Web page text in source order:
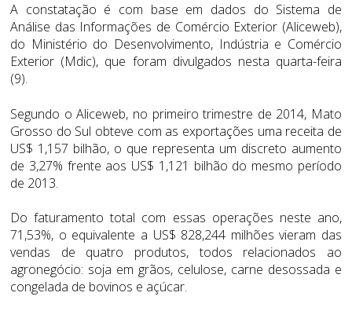
A constatação é com base em dados do Sistema de
Análise das Informações de Comércio Exterior (Aliceweb),
do Ministério do Desenvolvimento, Indústria e Comércio
Exterior (Mdic), que foram divulgados nesta quarta-feira
(9).
Segundo o Aliceweb, no primeiro trimestre de 2014, Mato
Grosso do Sul obteve com as exportações uma receita de
US$ 1,157 bilhão, o que representa um discreto aumento
de 3,27% frente aos US$ 1,121 bilhão do mesmo período
de 2013.
Do faturamento total com essas operações neste ano,
71,53%, o equivalente a US$ 828,244 milhões vieram das
vendas de quatro produtos, todos relacionados ao
agronegócio: soja em grãos, celulose, carne desossada e
congelada de bovinos e açúcar.